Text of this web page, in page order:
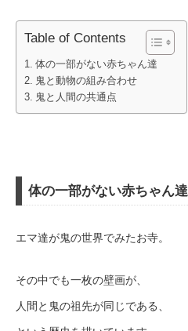
Table of Contents
体の一部がない赤ちゃん達
鬼と動物の組み合わせ
鬼と人間の共通点
体の一部がない赤ちゃん達
エマ達が鬼の世界でみたお寺。
その中でも一枚の壁画が、
人間と鬼の祖先が同じである、